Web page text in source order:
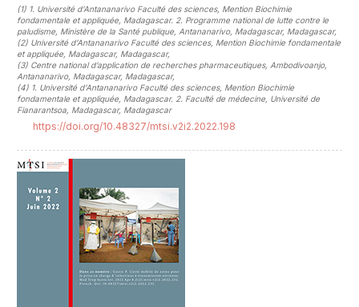
(1) 1. Université d’Antananarivo Faculté des sciences, Mention Biochimie
fondamentale et appliquée, Madagascar. 2. Programme national de lutte contre le
paludisme, Ministère de la Santé publique, Antananarivo, Madagascar, Madagascar,
(2) Université d’Antananarivo Faculté des sciences, Mention Biochimie fondamentale
et appliquée, Madagascar, Madagascar,
(3) Centre national d’application de recherches pharmaceutiques, Ambodivoanjo,
Antananarivo, Madagascar, Madagascar,
(4) 1. Université d’Antananarivo Faculté des sciences, Mention Biochimie
fondamentale et appliquée, Madagascar. 2. Faculté de médecine, Université de
Fianarantsoa, Madagascar, Madagascar
https://doi.org/10.48327/mtsi.v2i2.2022.198